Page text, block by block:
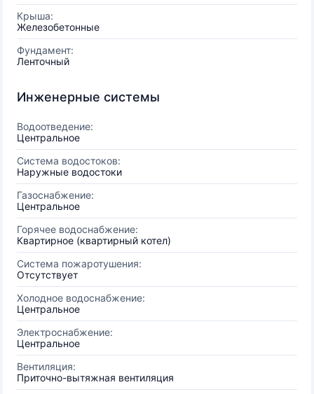
Крыша:
Железобетонные
Фундамент:
Ленточный
Инженерные системы
Водоотведение:
Центральное
Система водостоков:
Наружные водостоки
Газоснабжение:
Центральное
Горячее водоснабжение:
Квартирное (квартирный котел)
Система пожаротушения:
Отсутствует
Холодное водоснабжение:
Центральное
Электроснабжение:
Центральное
Вентиляция:
Приточно-вытяжная вентиляция